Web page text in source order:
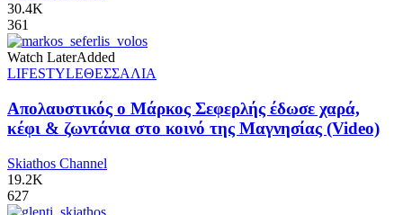
30.4K
361
Watch LaterAdded
LIFESTYLEΘΕΣΣΑΛΙΑ
Απολαυστικός ο Μάρκος Σεφερλής έδωσε χαρά,
κέφι & ζωντάνια στο κοινό της Μαγνησίας (Video)
Skiathos Channel
19.2K
627